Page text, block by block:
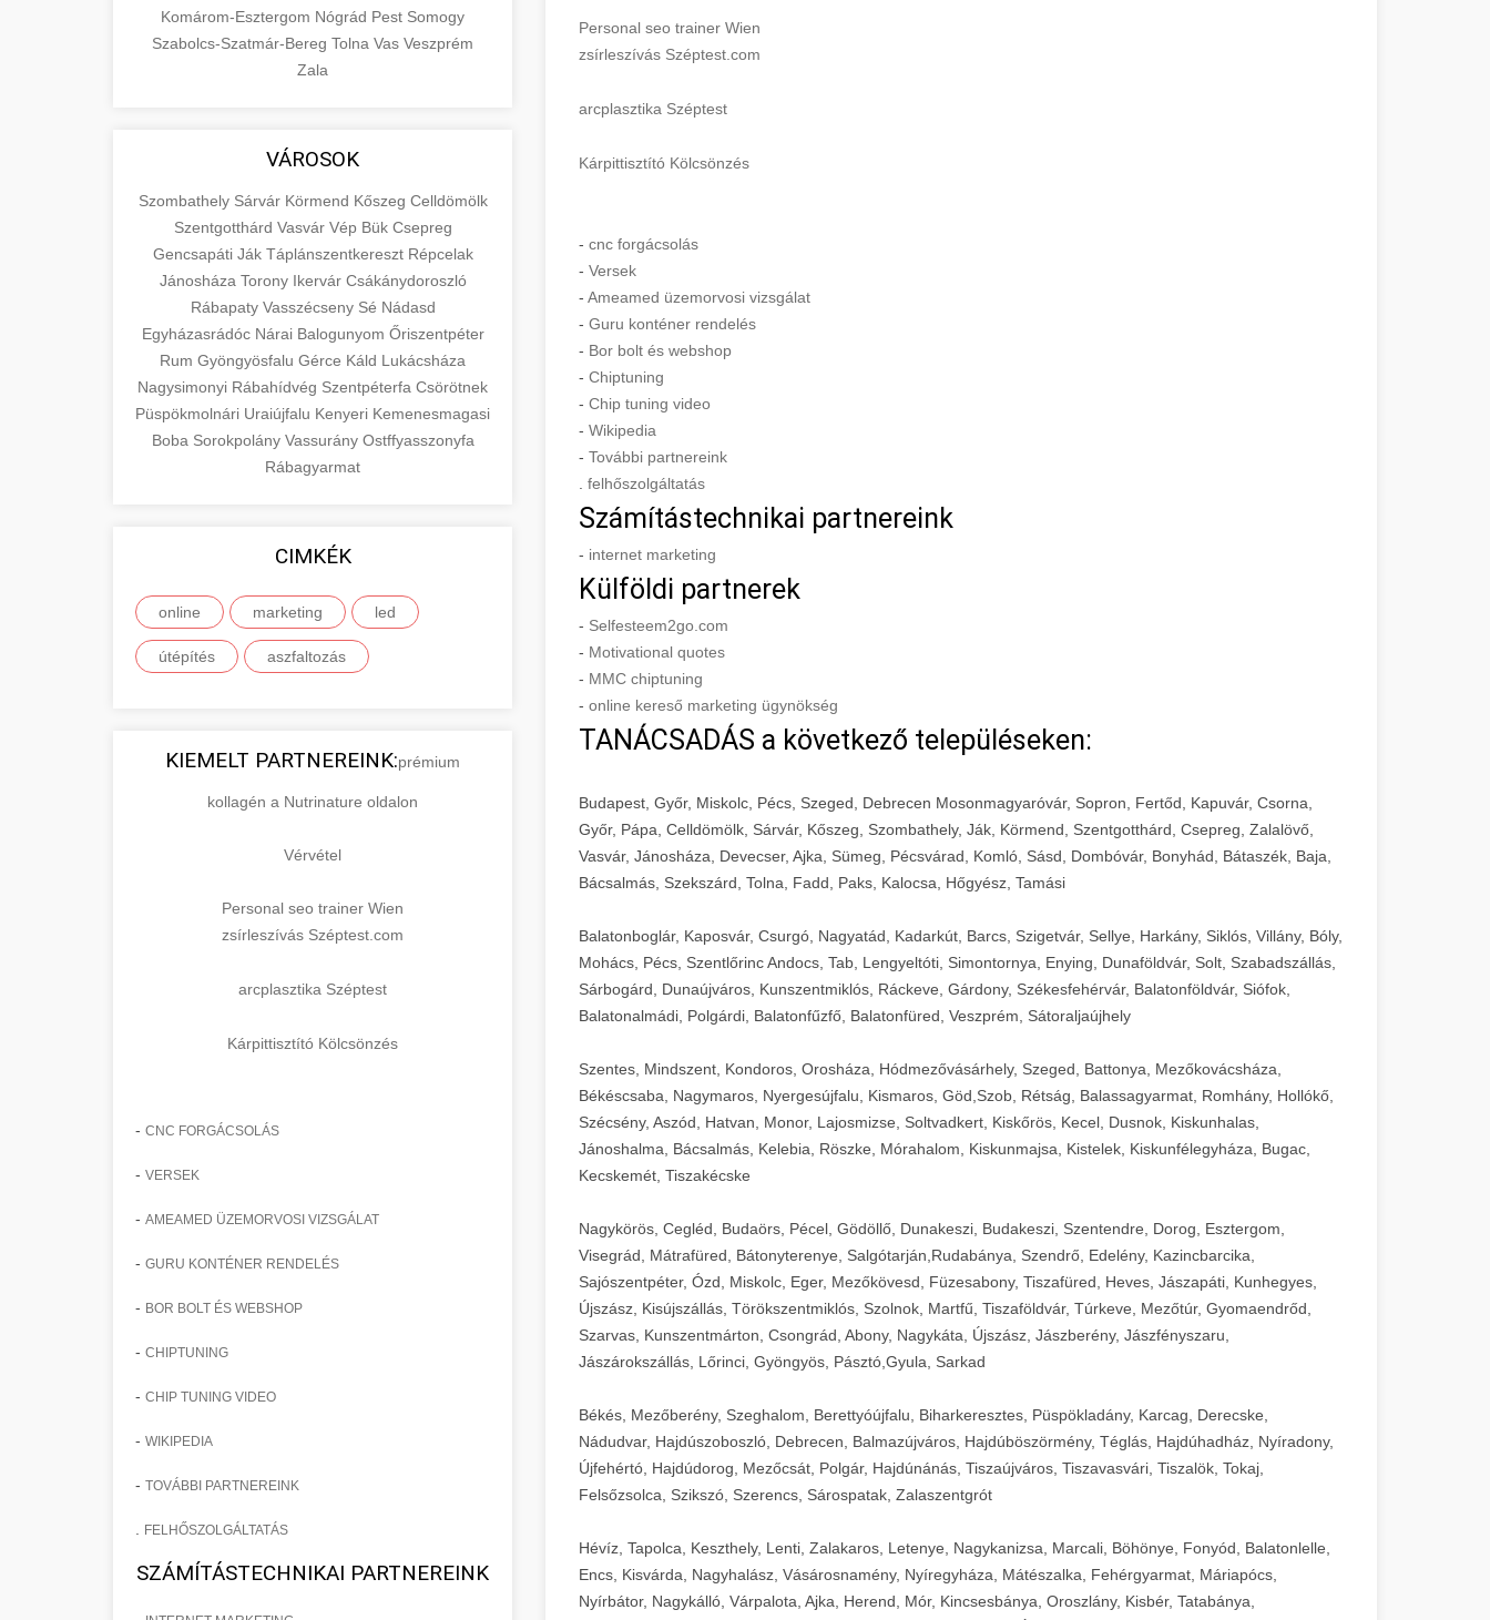
Komárom-Esztergom Nógrád Pest Somogy
Szabolcs-Szatmár-Bereg Tolna Vas Veszprém
Zala
VÁROSOK
Szombathely Sárvár Körmend Kőszeg Celldömölk
Szentgotthárd Vasvár Vép Bük Csepreg
Gencsapáti Ják Táplánszentkereszt Répcelak
Jánosháza Torony Ikervár Csákánydoroszló
Rábapaty Vasszécseny Sé Nádasd
Egyházasrádóc Nárai Balogunyom Őriszentpéter
Rum Gyöngyösfalu Gérce Káld Lukácsháza
Nagysimonyi Rábahídvég Szentpéterfa Csörötnek
Püspökmolnári Uraiújfalu Kenyeri Kemenesmagasi
Boba Sorokpolány Vassurány Ostffyasszonyfa
Rábagyarmat
CIMKÉK
online marketing led
útépítés aszfaltozás
KIEMELT PARTNEREINK:prémium
kollagén a Nutrinature oldalon
Vérvétel
Personal seo trainer Wien
zsírleszívás Széptest.com
arcplasztika Széptest
Kárpittisztító Kölcsönzés
- CNC FORGÁCSOLÁS
- VERSEK
- AMEAMED ÜZEMORVOSI VIZSGÁLAT
- GURU KONTÉNER RENDELÉS
- BOR BOLT ÉS WEBSHOP
- CHIPTUNING
- CHIP TUNING VIDEO
- WIKIPEDIA
- TOVÁBBI PARTNEREINK
FELHŐSZOLGÁLTATÁS
SZÁMÍTÁSTECHNIKAI PARTNEREINK
Personal seo trainer Wien
zsírleszívás Széptest.com
arcplasztika Széptest
Kárpittisztító Kölcsönzés
- cnc forgácsolás
- Versek
- Ameamed üzemorvosi vizsgálat
- Guru konténer rendelés
- Bor bolt és webshop
- Chiptuning
- Chip tuning video
- Wikipedia
- További partnereink
felhőszolgáltatás
Számítástechnikai partnereink
- internet marketing
Külföldi partnerek
- Selfesteem2go.com
- Motivational quotes
- MMC chiptuning
- online kereső marketing ügynökség
TANÁCSADÁS a következő településeken:
Budapest, Győr, Miskolc, Pécs, Szeged, Debrecen Mosonmagyaróvár, Sopron, Fertőd, Kapuvár, Csorna,
Győr, Pápa, Celldömölk, Sárvár, Kőszeg, Szombathely, Ják, Körmend, Szentgotthárd, Csepreg, Zalalövő,
Vasvár, Jánosháza, Devecser, Ajka, Sümeg, Pécsvárad, Komló, Sásd, Dombóvár, Bonyhád, Bátaszék, Baja,
Bácsalmás, Szekszárd, Tolna, Fadd, Paks, Kalocsa, Hőgyész, Tamási
Balatonboglár, Kaposvár, Csurgó, Nagyatád, Kadarkút, Barcs, Szigetvár, Sellye, Harkány, Siklós, Villány, Bóly,
Mohács, Pécs, Szentlőrinc Andocs, Tab, Lengyeltóti, Simontornya, Enying, Dunaföldvár, Solt, Szabadszállás,
Sárbogárd, Dunaújváros, Kunszentmiklós, Ráckeve, Gárdony, Székesfehérvár, Balatonföldvár, Siófok,
Balatonalmádi, Polgárdi, Balatonfűzfő, Balatonfüred, Veszprém, Sátoraljaújhely
Szentes, Mindszent, Kondoros, Orosháza, Hódmezővásárhely, Szeged, Battonya, Mezőkovácsháza,
Békéscsaba, Nagymaros, Nyergesújfalu, Kismaros, Göd,Szob, Rétság, Balassagyarmat, Romhány, Hollókő,
Szécsény, Aszód, Hatvan, Monor, Lajosmizse, Soltvadkert, Kiskőrös, Kecel, Dusnok, Kiskunhalas,
Jánoshalma, Bácsalmás, Kelebia, Röszke, Mórahalom, Kiskunmajsa, Kistelek, Kiskunfélegyháza, Bugac,
Kecskemét, Tiszakécske
Nagykörös, Cegléd, Budaörs, Pécel, Gödöllő, Dunakeszi, Budakeszi, Szentendre, Dorog, Esztergom,
Visegrád, Mátrafüred, Bátonyterenye, Salgótarján,Rudabánya, Szendrő, Edelény, Kazincbarcika,
Sajószentpéter, Ózd, Miskolc, Eger, Mezőkövesd, Füzesabony, Tiszafüred, Heves, Jászapáti, Kunhegyes,
Újszász, Kisújszállás, Törökszentmiklós, Szolnok, Martfű, Tiszaföldvár, Túrkeve, Mezőtúr, Gyomaendrőd,
Szarvas, Kunszentmárton, Csongrád, Abony, Nagykáta, Újszász, Jászberény, Jászfényszaru,
Jászárokszállás, Lőrinci, Gyöngyös, Pásztó,Gyula, Sarkad
Békés, Mezőberény, Szeghalom, Berettyóújfalu, Biharkeresztes, Püspökladány, Karcag, Derecske,
Nádudvar, Hajdúszoboszló, Debrecen, Balmazújváros, Hajdúböszörmény, Téglás, Hajdúhadház, Nyíradony,
Újfehértó, Hajdúdorog, Mezőcsát, Polgár, Hajdúnánás, Tiszaújváros, Tiszavasvári, Tiszalök, Tokaj,
Felsőzsolca, Szikszó, Szerencs, Sárospatak, Zalaszentgrót
Hévíz, Tapolca, Keszthely, Lenti, Zalakaros, Letenye, Nagykanizsa, Marcali, Böhönye, Fonyód, Balatonlelle,
Encs, Kisvárda, Nagyhalász, Vásárosnamény, Nyíregyháza, Mátészalka, Fehérgyarmat, Máriapócs,
Nyírbátor, Nagykálló, Várpalota, Ajka, Herend, Mór, Kincsesbánya, Oroszlány, Kisbér, Tatabánya,